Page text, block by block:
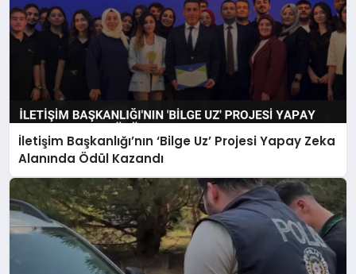
İletişim Başkanlığı’nın ‘Bilge Uz’ Projesi Yapay Zeka
Alanında Ödül Kazandı